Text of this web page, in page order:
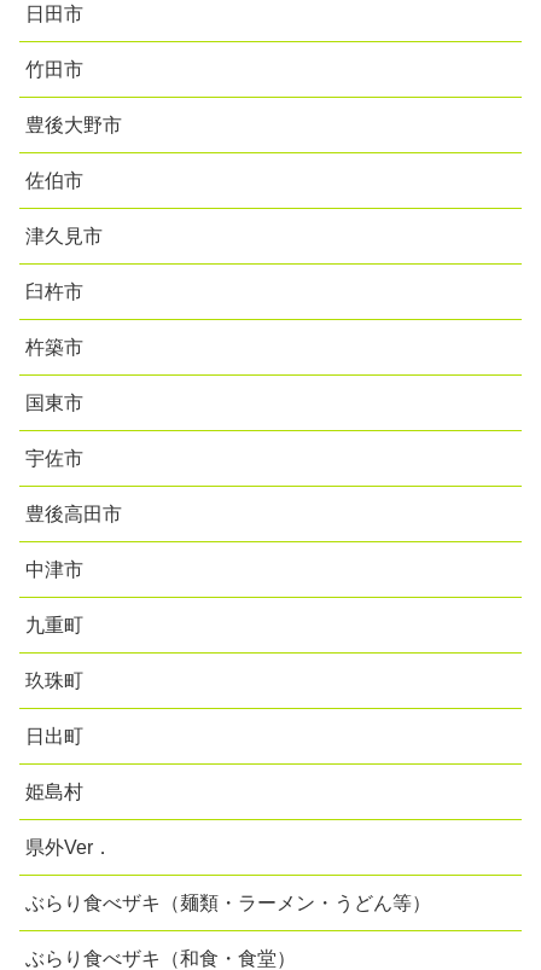
日田市
竹田市
豊後大野市
佐伯市
津久見市
臼杵市
杵築市
国東市
宇佐市
豊後高田市
中津市
九重町
玖珠町
日出町
姫島村
県外Ver．
ぶらり食べザキ（麺類・ラーメン・うどん等）
ぶらり食べザキ（和食・食堂）